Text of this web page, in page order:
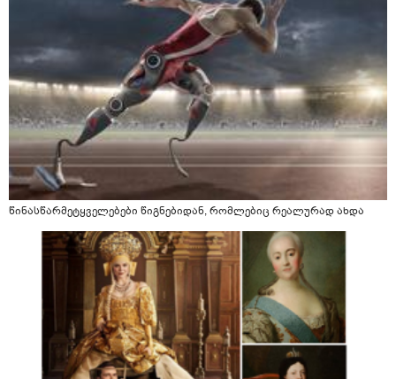
წინასწარმეტყველებები წიგნებიდან, რომლებიც რეალურად ახდა